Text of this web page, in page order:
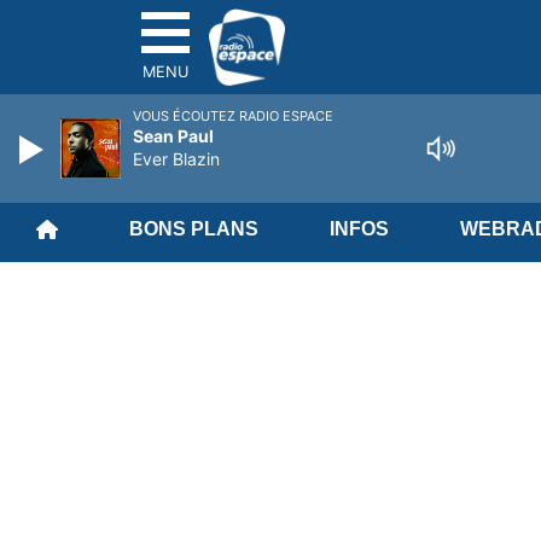
MENU
BONS PLANS INFOS
VOUS ÉCOUTEZ RADIO ESPACE
Sean Paul
Ever Blazin